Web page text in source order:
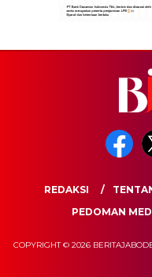
REDAKSI
PEDOMAN
COPYRIGHT © 2026